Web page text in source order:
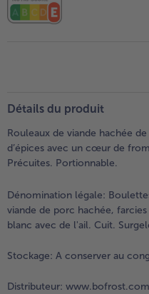
Détails du produit
Rouleaux de viande hachée
d’épices avec un cœur de
Précuites. Portionnable.
Dénomination légale:
viande de porc hachée,
blanc avec de l'ail. Cuit.
Stockage: A conserver au
Distributeur: